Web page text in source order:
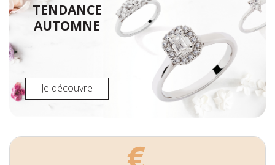
TENDANCE
AUTOMNE
Je découvre